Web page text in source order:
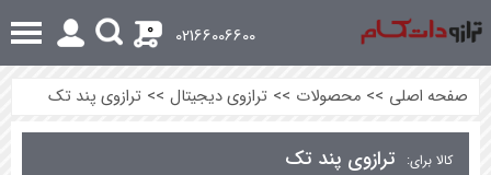
02166006600
0
صفحه اصلی >> محصولات >> ترازوی دیجیتال >> ترازوی پند تک
کالا برای: ترازوی پند تک